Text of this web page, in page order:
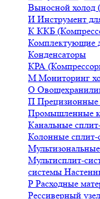
Выносной холод
И Инструмент
К ККБ
Комплектующие
Конденсаторы
КРА
М Мониторинг
О
П
Промышленные
Канальные
Колонные сплит-
Мультисплит-
системы
Р Расходные
Рессиверный